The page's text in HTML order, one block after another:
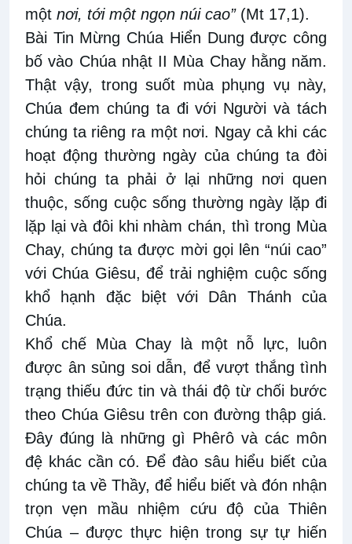
một nơi, tới một ngọn núi cao” (Mt 17,1).
Bài Tin Mừng Chúa Hiển Dung được công
bố vào Chúa nhật II Mùa Chay hằng năm.
Thật vậy, trong suốt mùa phụng vụ này,
Chúa đem chúng ta đi với Người và tách
chúng ta riêng ra một nơi. Ngay cả khi các
hoạt động thường ngày của chúng ta đòi
hỏi chúng ta phải ở lại những nơi quen
thuộc, sống cuộc sống thường ngày lặp đi
lặp lại và đôi khi nhàm chán, thì trong Mùa
Chay, chúng ta được mời gọi lên “núi cao”
với Chúa Giêsu, để trải nghiệm cuộc sống
khổ hạnh đặc biệt với Dân Thánh của
Chúa.
Khổ chế Mùa Chay là một nỗ lực, luôn
được ân sủng soi dẫn, để vượt thắng tình
trạng thiếu đức tin và thái độ từ chối bước
theo Chúa Giêsu trên con đường thập giá.
Đây đúng là những gì Phêrô và các môn
đệ khác cần có. Để đào sâu hiểu biết của
chúng ta về Thầy, để hiểu biết và đón nhận
trọn vẹn mầu nhiệm cứu độ của Thiên
Chúa – được thực hiện trong sự tự hiến